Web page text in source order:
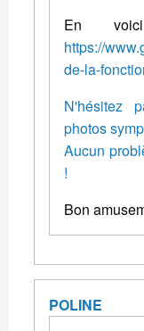
En
https://
de-la-
N'hésitez
photos
Aucun
!
Bon
POLINE